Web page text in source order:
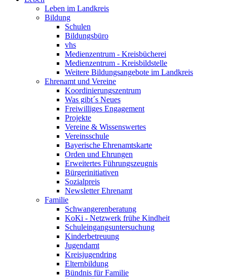
Leben im Landkreis
Bildung
Schulen
Bildungsbüro
vhs
Medienzentrum - Kreisbücherei
Medienzentrum - Kreisbildstelle
Weitere Bildungsangebote im Landkreis
Ehrenamt und Vereine
Koordinierungszentrum
Was gibt´s Neues
Freiwilliges Engagement
Projekte
Vereine & Wissenswertes
Vereinsschule
Bayerische Ehrenamtskarte
Orden und Ehrungen
Erweitertes Führungszeugnis
Bürgerinitiativen
Sozialpreis
Newsletter Ehrenamt
Familie
Schwangerenberatung
KoKi - Netzwerk frühe Kindheit
Schuleingangsuntersuchung
Kinderbetreuung
Jugendamt
Kreisjugendring
Elternbildung
Bündnis für Familie